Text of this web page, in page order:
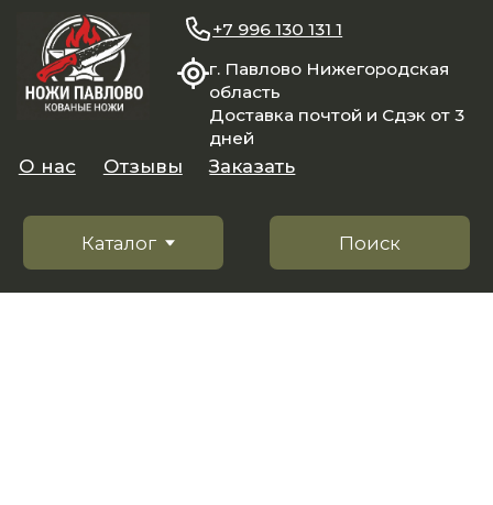
область
Доставка почтой и Сдэк от 3
Поиск
Каталог
Заказать
+7 996 130 131 1